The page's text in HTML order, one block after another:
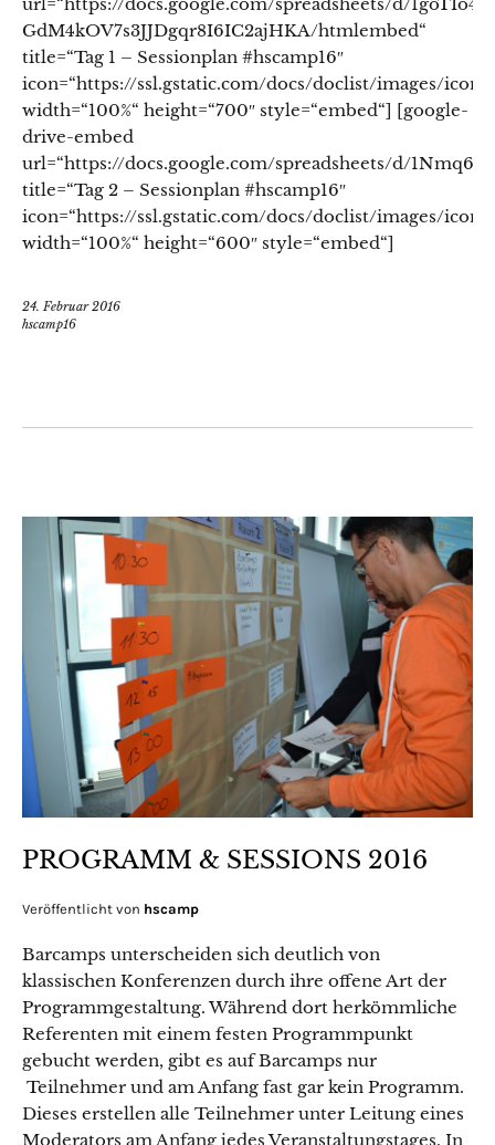
GdM4kOV7s3JJDgqr8I6IC2ajHKA/htmlembed“
title=“Tag 1 – Sessionplan #hscamp16″
icon=“https://ssl.gstatic.com/docs/doclist/images/
width=“100%“ height=“700″ style=“embed“] [google-
drive-embed
url=“https://docs.google.com/spreadsheets/d/
title=“Tag 2 – Sessionplan #hscamp16″
icon=“https://ssl.gstatic.com/docs/doclist/images/
width=“100%“ height=“600″ style=“embed“]
24. Februar 2016
hscamp16
PROGRAMM & SESSIONS 2016
Veröffentlicht von hscamp
Barcamps unterscheiden sich deutlich von
klassischen Konferenzen durch ihre offene Art der
Programmgestaltung. Während dort herkömmliche
Referenten mit einem festen Programmpunkt
gebucht werden, gibt es auf Barcamps nur
Teilnehmer und am Anfang fast gar kein Programm.
Dieses erstellen alle Teilnehmer unter Leitung eines
Moderators am Anfang jedes Veranstaltungstages. In